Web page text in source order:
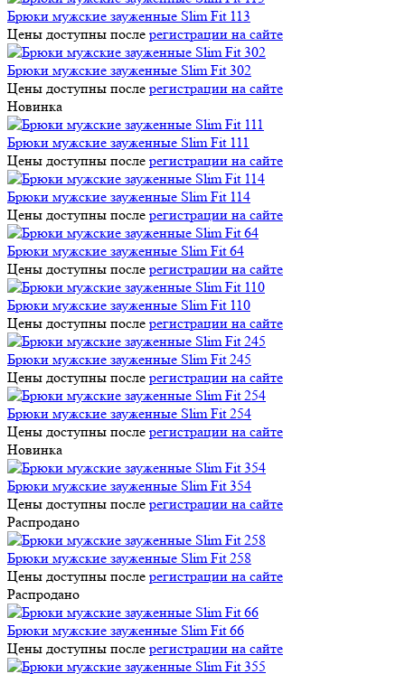
Брюки мужские зауженные Slim Fit 113
Цены доступны после регистрации на сайте
Брюки мужские зауженные Slim Fit 302
Цены доступны после регистрации на сайте
Новинка
Брюки мужские зауженные Slim Fit 111
Цены доступны после регистрации на сайте
Брюки мужские зауженные Slim Fit 114
Цены доступны после регистрации на сайте
Брюки мужские зауженные Slim Fit 64
Цены доступны после регистрации на сайте
Брюки мужские зауженные Slim Fit 110
Цены доступны после регистрации на сайте
Брюки мужские зауженные Slim Fit 245
Цены доступны после регистрации на сайте
Брюки мужские зауженные Slim Fit 254
Цены доступны после регистрации на сайте
Новинка
Брюки мужские зауженные Slim Fit 354
Цены доступны после регистрации на сайте
Распродано
Брюки мужские зауженные Slim Fit 258
Цены доступны после регистрации на сайте
Распродано
Брюки мужские зауженные Slim Fit 66
Цены доступны после регистрации на сайте